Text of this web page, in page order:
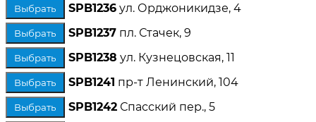
Выбрать SPB1236 ул. Орджоникидзе, 4
Выбрать SPB1237 пл. Стачек, 9
Выбрать SPB1238 ул. Кузнецовская, 11
Выбрать SPB1241 пр-т Ленинский, 104
Выбрать SPB1242 Спасский пер., 5